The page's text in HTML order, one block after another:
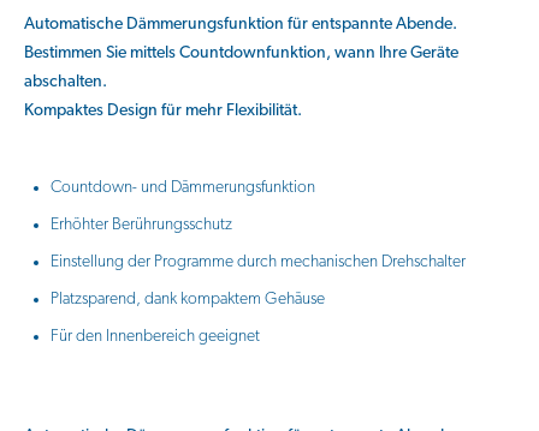
Automatische Dämmerungsfunktion für entspannte Abende.
Bestimmen Sie mittels Countdownfunktion, wann Ihre Geräte
abschalten.
Kompaktes Design für mehr Flexibilität.
Countdown- und Dämmerungsfunktion
Erhöhter Berührungsschutz
Einstellung der Programme durch mechanischen Drehschalter
Platzsparend, dank kompaktem Gehäuse
Für den Innenbereich geeignet